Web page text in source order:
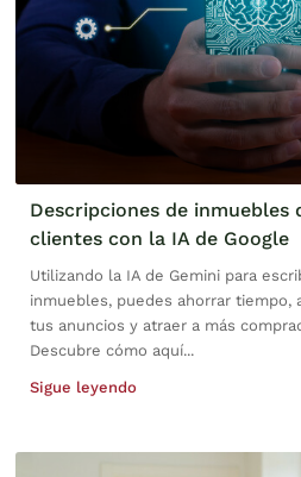
Descripciones de inmuebles
clientes con la IA de Google
Utilizando la IA de Gemini para
inmuebles, puedes ahorrar tiempo,
tus anuncios y atraer a más
Descubre cómo aquí...
Sigue leyendo